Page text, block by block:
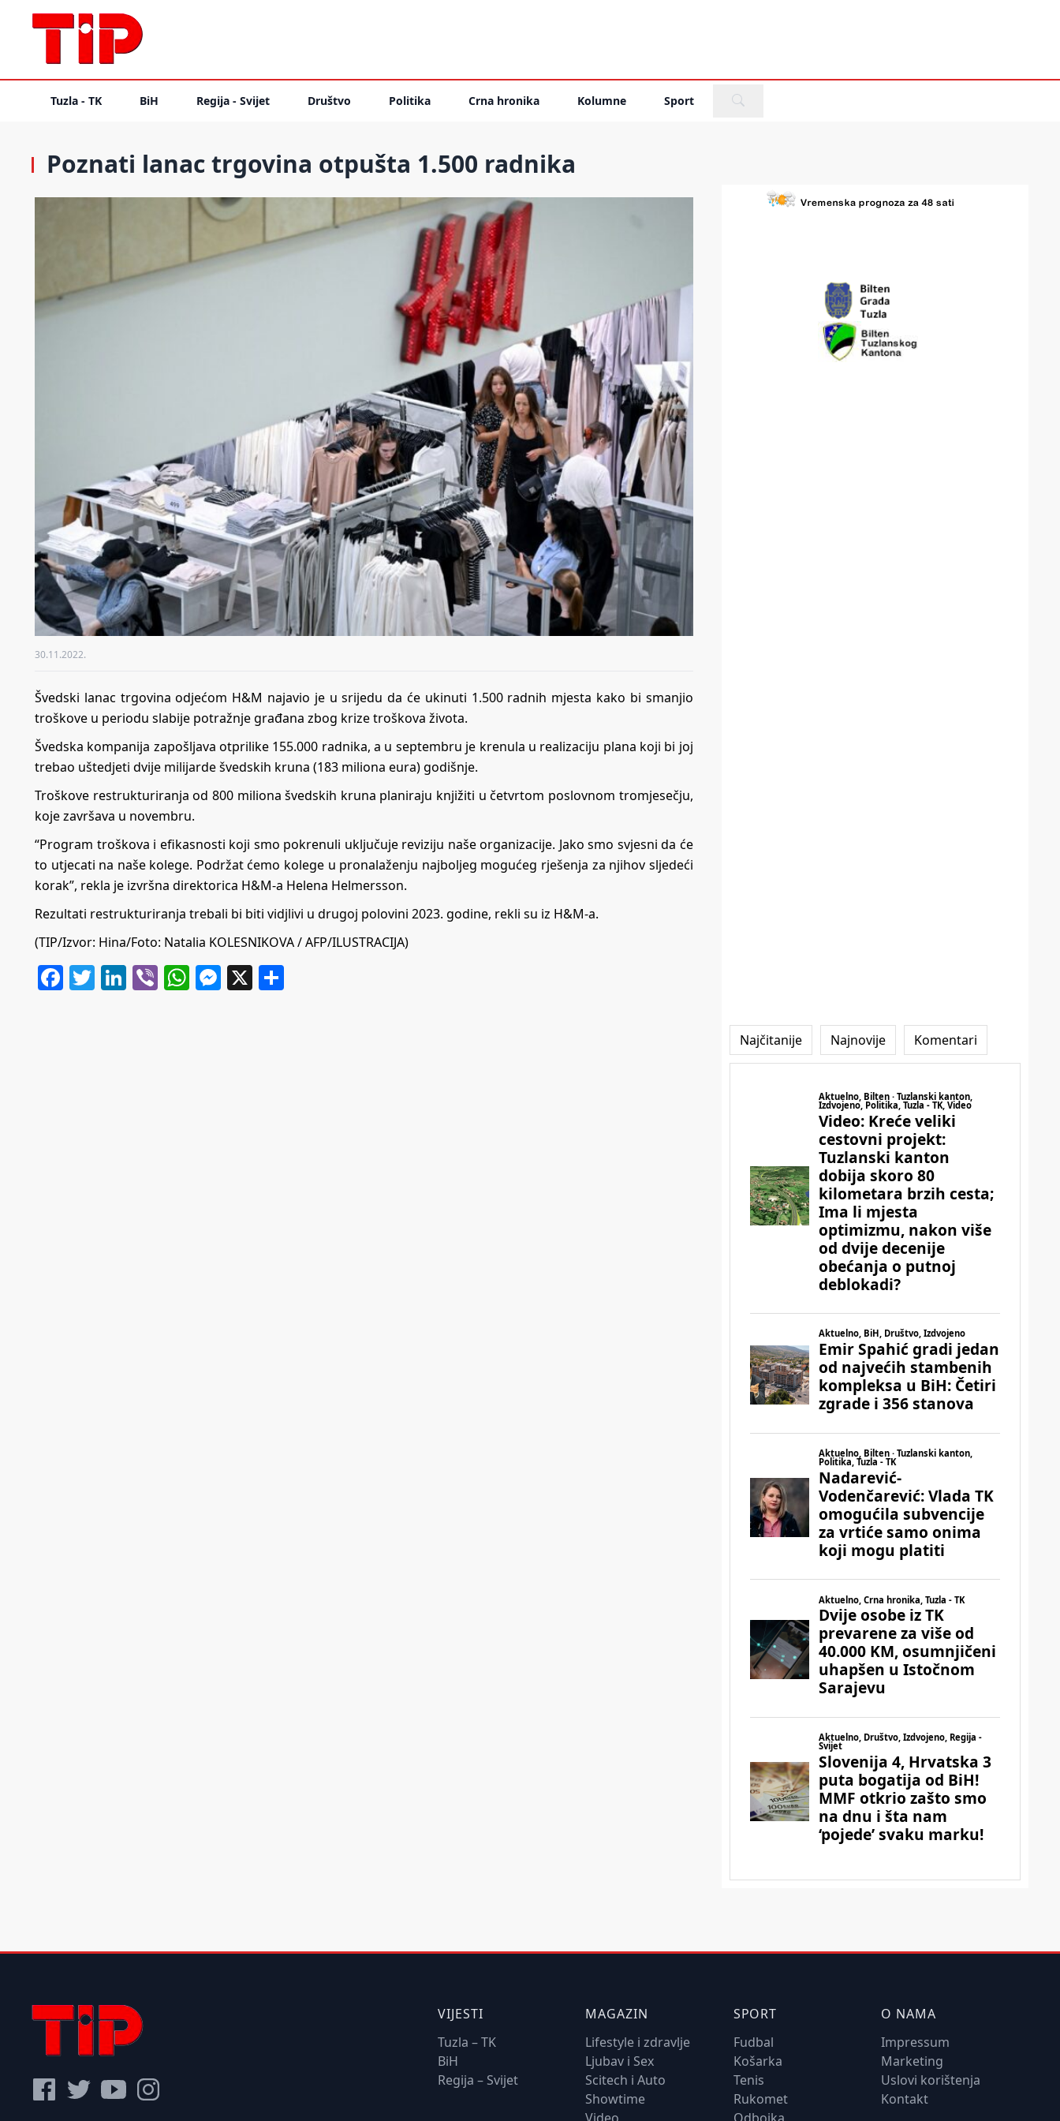
Tuzla - TK BiH Regija - Svijet Društvo Politika Crna hronika Kolumne Sport
Poznati lanac trgovina otpušta 1.500 radnika
30.11.2022.
Švedski lanac trgovina odjećom H&M najavio je u srijedu da će ukinuti 1.500 radnih mjesta kako bi smanjio
troškove u periodu slabije potražnje građana zbog krize troškova života.
Švedska kompanija zapošljava otprilike 155.000 radnika, a u septembru je krenula u realizaciju plana koji bi joj
trebao uštedjeti dvije milijarde švedskih kruna (183 miliona eura) godišnje.
Troškove restrukturiranja od 800 miliona švedskih kruna planiraju knjižiti u četvrtom poslovnom tromjesečju,
koje završava u novembru.
“Program troškova i efikasnosti koji smo pokrenuli uključuje reviziju naše organizacije. Jako smo svjesni da će
to utjecati na naše kolege. Podržat ćemo kolege u pronalaženju najboljeg mogućeg rješenja za njihov sljedeći
korak”, rekla je izvršna direktorica H&M-a Helena Helmersson.
Rezultati restrukturiranja trebali bi biti vidjlivi u drugoj polovini 2023. godine, rekli su iz H&M-a.
(TIP/Izvor: Hina/Foto: Natalia KOLESNIKOVA / AFP/ILUSTRACIJA)
Facebook
Twitter
LinkedIn
ViberWhatsApp
Messenger
X
Najčitanije Najnovije Komentari
VIJESTI
Tuzla – TK
BiH
Regija – Svijet
MAGAZIN
Lifestyle i zdravlje
Ljubav i Sex
Scitech i Auto
Showtime
Video
SPORT
Fudbal
Košarka
Tenis
Rukomet
Odbojka
O NAMA
Impressum
Marketing
Uslovi korištenja
Kontakt